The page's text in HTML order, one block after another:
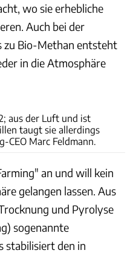
wo sie erhebliche
Auch bei der
zu Bio-Methan entsteht
in die Atmosphäre
aus der Luft und ist
taugt sie allerdings
Marc Feldmann.
an und will kein
gelangen lassen. Aus
und Pyrolyse
sogenannte
stabilisiert den in